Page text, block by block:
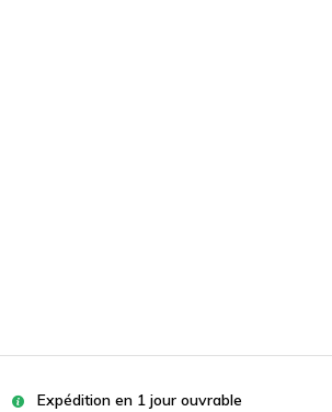
Expédition en 1 jour ouvrable